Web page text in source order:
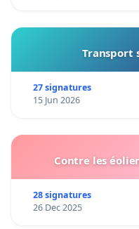
Transport
27 signatures
15 Jun 2026
Contre les
28 signatures
26 Dec 2025